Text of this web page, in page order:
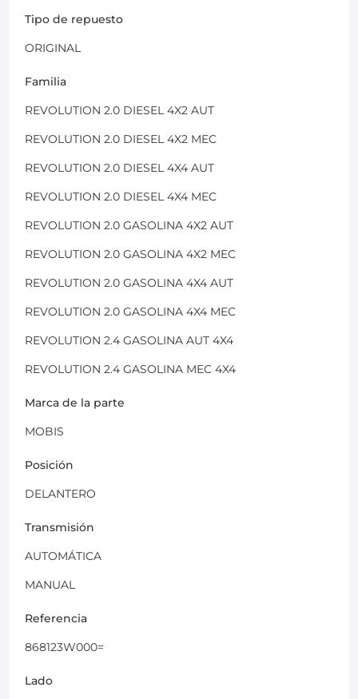
Tipo de repuesto
ORIGINAL
Familia
REVOLUTION 2.0 DIESEL 4X2 AUT
REVOLUTION 2.0 DIESEL 4X2 MEC
REVOLUTION 2.0 DIESEL 4X4 AUT
REVOLUTION 2.0 DIESEL 4X4 MEC
REVOLUTION 2.0 GASOLINA 4X2 AUT
REVOLUTION 2.0 GASOLINA 4X2 MEC
REVOLUTION 2.0 GASOLINA 4X4 AUT
REVOLUTION 2.0 GASOLINA 4X4 MEC
REVOLUTION 2.4 GASOLINA AUT 4X4
REVOLUTION 2.4 GASOLINA MEC 4X4
Marca de la parte
MOBIS
Posición
DELANTERO
Transmisión
AUTOMÁTICA
MANUAL
Referencia
868123W000=
Lado